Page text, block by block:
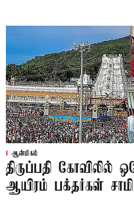
ஆன்மிகம்
திருப்பதி கோவிலில்
ஆயிரம் பக்தர்கள்